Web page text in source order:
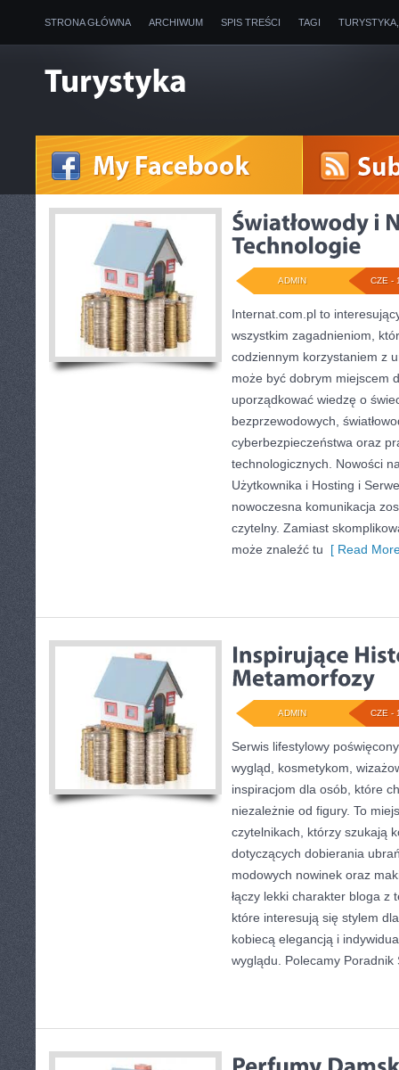
STRONA GŁÓWNA ARCHIWUM SPIS TREŚCI TAGI
CZE -
ADMIN
Internat.com.pl to
wszystkim zagadnieniom,
codziennym korzystaniem z
może być dobrym miejscem
uporządkować wiedzę o
bezprzewodowych,
cyberbezpieczeństwa oraz
technologicznych. Nowości
Użytkownika i Hosting i
nowoczesna komunikacja
czytelny. Zamiast
może znaleźć tu [ Read
CZE -
ADMIN
Serwis lifestylowy
wygląd, kosmetykom,
inspiracjom dla osób, które
niezależnie od figury. To
czytelnikach, którzy szukają
dotyczących dobierania
modowych nowinek oraz
łączy lekki charakter bloga z
które interesują się stylem
kobiecą elegancją i
wyglądu. Polecamy Poradnik